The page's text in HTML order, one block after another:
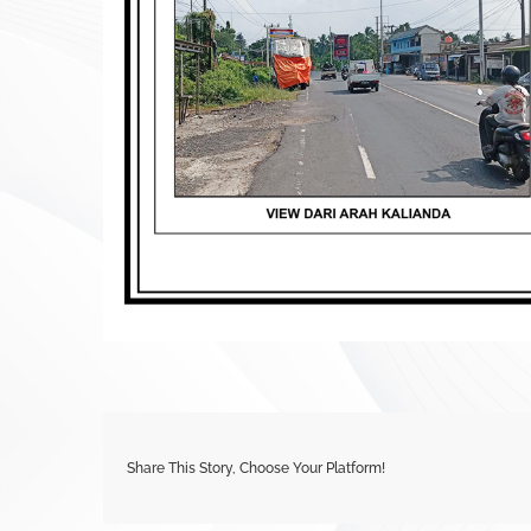
Share This Story, Choose Your Platform!